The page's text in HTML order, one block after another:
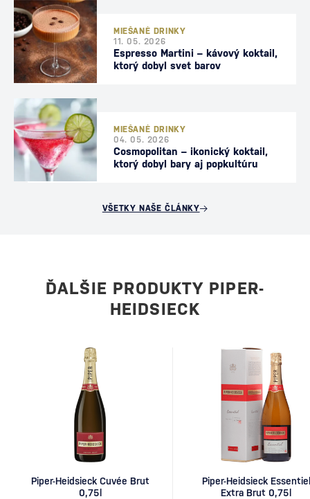
MIEŠANÉ DRINKY
11. 05. 2026
Espresso Martini – kávový koktail,
ktorý dobyl svet barov
MIEŠANÉ DRINKY
04. 05. 2026
Cosmopolitan – ikonický koktail,
ktorý dobyl bary aj popkultúru
VŠETKY NAŠE ČLÁNKY
ĎALŠIE PRODUKTY PIPER-
HEIDSIECK
Piper-Heidsieck Cuvée Brut
0,75l
Piper-Heidsieck Essentiel
Extra Brut 0,75l